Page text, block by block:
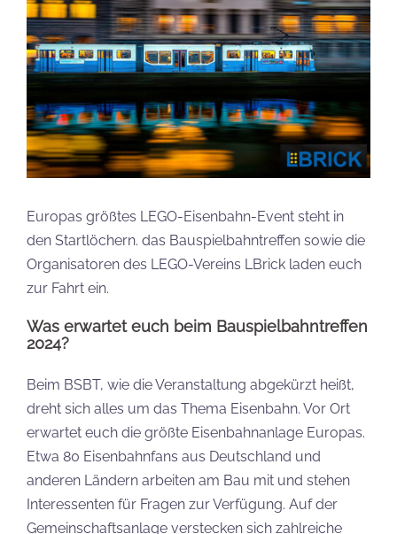
Europas größtes LEGO-Eisenbahn-Event steht in
den Startlöchern. das Bauspielbahntreffen sowie die
Organisatoren des LEGO-Vereins LBrick laden euch
zur Fahrt ein.
Was erwartet euch beim Bauspielbahntreffen
2024?
Beim BSBT, wie die Veranstaltung abgekürzt heißt,
dreht sich alles um das Thema Eisenbahn. Vor Ort
erwartet euch die größte Eisenbahnanlage Europas.
Etwa 80 Eisenbahnfans aus Deutschland und
anderen Ländern arbeiten am Bau mit und stehen
Interessenten für Fragen zur Verfügung. Auf der
Gemeinschaftsanlage verstecken sich zahlreiche